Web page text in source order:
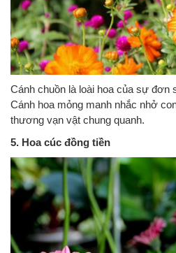
Cánh chuồn là loài hoa của sự đơn
Cánh hoa mỏng manh nhắc nhở
thương vạn vật chung quanh.
5. Hoa cúc đồng tiền